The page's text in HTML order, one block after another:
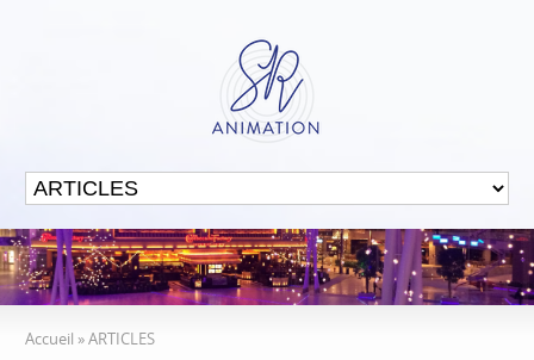
Accueil »ARTICLES